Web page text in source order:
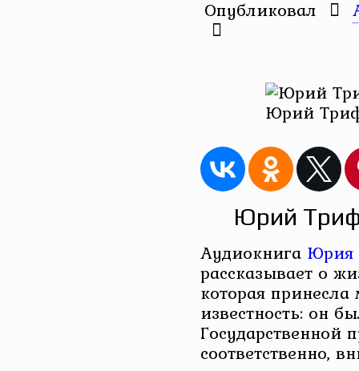
Опубликовал
Юрий
Юрий
Аудиокнига Юрия
рассказывает о
которая
известность: он
Государственной
соответственно,